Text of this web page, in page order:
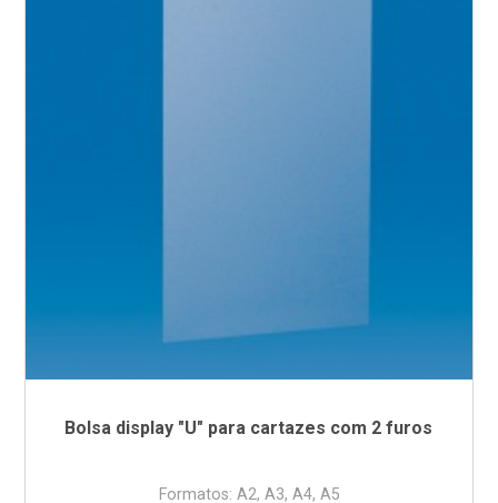
Bolsa display "U" para cartazes com 2 furos
Formatos: A2, A3, A4, A5